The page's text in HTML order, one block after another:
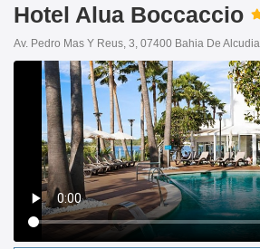
Hotel Alua Boccaccio
Av. Pedro Mas Y Reus, 3, 07400 Bahia De Alcudia